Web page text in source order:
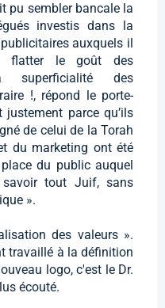
pu sembler bancale la
investis dans la
auxquels il
flatter le goût des
des
!, répond le porte-
justement parce qu’ils
de celui de la Torah
du marketing ont été
du public auquel
tout Juif, sans
».
des valeurs ».
travaillé à la définition
logo, c'est le Dr.
écouté.